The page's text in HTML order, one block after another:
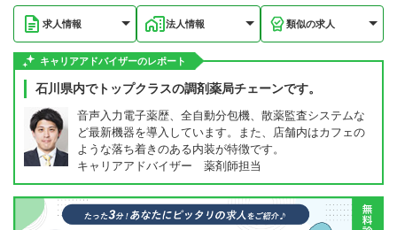
求人情報 法人情報 類似の求人
キャリアアドバイザーのレポート
石川県内でトップクラスの調剤薬局チェーンです。
音声入力電子薬歴、全自動分包機、散薬監査システムな
ど最新機器を導入しています。また、店舗内はカフェの
ような落ち着きのある内装が特徴です。
キャリアアドバイザー 薬剤師担当